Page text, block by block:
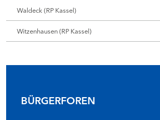
Waldeck (RP Kassel)
Witzenhausen (RP Kassel)
BÜRGERFOREN